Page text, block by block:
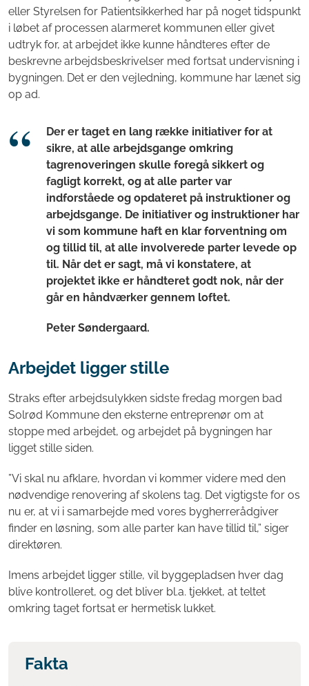
eller Styrelsen for Patientsikkerhed har på noget tidspunkt
i løbet af processen alarmeret kommunen eller givet
udtryk for, at arbejdet ikke kunne håndteres efter de
beskrevne arbejdsbeskrivelser med fortsat undervisning i
bygningen. Det er den vejledning, kommune har lænet sig
op ad.
Der er taget en lang række initiativer for at
sikre, at alle arbejdsgange omkring
tagrenoveringen skulle foregå sikkert og
fagligt korrekt, og at alle parter var
indforståede og opdateret på instruktioner og
arbejdsgange. De initiativer og instruktioner har
vi som kommune haft en klar forventning om
og tillid til, at alle involverede parter levede op
til. Når det er sagt, må vi konstatere, at
projektet ikke er håndteret godt nok, når der
går en håndværker gennem loftet.
Peter Søndergaard.
Arbejdet ligger stille
Straks efter arbejdsulykken sidste fredag morgen bad
Solrød Kommune den eksterne entreprenør om at
stoppe med arbejdet, og arbejdet på bygningen har
ligget stille siden.
”Vi skal nu afklare, hvordan vi kommer videre med den
nødvendige renovering af skolens tag. Det vigtigste for os
nu er, at vi i samarbejde med vores bygherrerådgiver
finder en løsning, som alle parter kan have tillid til,” siger
direktøren.
Imens arbejdet ligger stille, vil byggepladsen hver dag
blive kontrolleret, og det bliver bl.a. tjekket, at teltet
omkring taget fortsat er hermetisk lukket.
Fakta